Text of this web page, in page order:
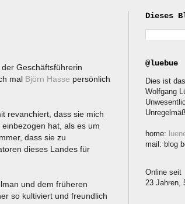
Geschäftsführerin
mal Björn Hasse persönlich
revanchiert, dass sie mich
hat, als es um
dass sie zu
dieses Landes für
und dem früheren
so kultiviert und freundlich
Dieses
@luebue
Dies ist
Wolfgang
home:
mail: blog
Online seit
23 Jahren,